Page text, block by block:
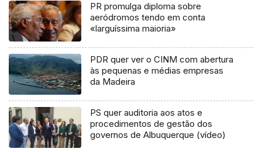
PR promulga diploma sobre
aeródromos tendo em conta
«larguíssima maioria»
PDR quer ver o CINM com abertura
às pequenas e médias empresas
da Madeira
PS quer auditoria aos atos e
procedimentos de gestão dos
governos de Albuquerque (vídeo)